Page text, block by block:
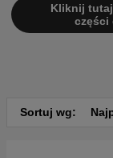
Kliknij
części
Sortuj wg: